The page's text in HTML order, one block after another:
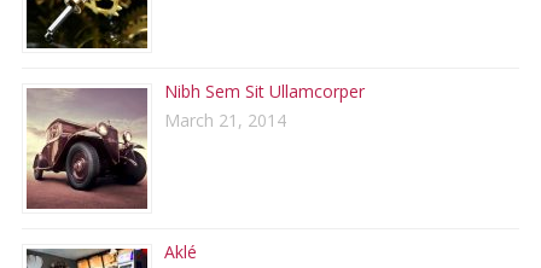
Nibh Sem Sit Ullamcorper
March 21, 2014
Aklé